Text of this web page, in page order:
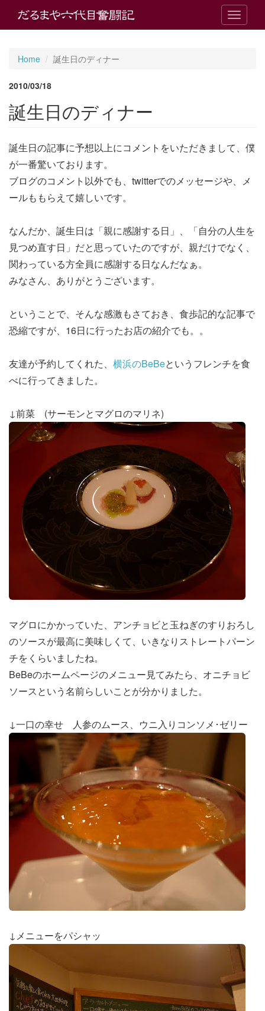
T
o
a
o
Home 誕生日のディナー
2010/03/18
誕生日のディナー
誕生日の記事に予想以上にコメントをいただきまして、僕
が一番驚いております。
ブログのコメント以外でも、twitterでのメッセージや、メ
ールももらえて嬉しいです。
なんだか、誕生日は「親に感謝する日」、「自分の人生を
見つめ直す日」だと思っていたのですが、親だけでなく、
関わっている方全員に感謝する日なんだなぁ。
みなさん、ありがとうございます。
ということで、そんな感激もさておき、食歩記的な記事で
恐縮ですが、16日に行ったお店の紹介でも。。
友達が予約してくれた、 横浜のBeBeというフレンチを食
べに行ってきました。
↓前菜 (サーモンとマグロのマリネ)
マグロにかかっていた、アンチョビと玉ねぎのすりおろし
のソースが最高に美味しくて、いきなりストレートパーン
チをくらいましたね。
BeBeのホームページのメニュー見てみたら、オニチョビ
ソースという名前らしいことが分かりました。
↓一口の幸せ 人参のムース、ウニ入りコンソメ･ゼリー
↓メニューをパシャッ